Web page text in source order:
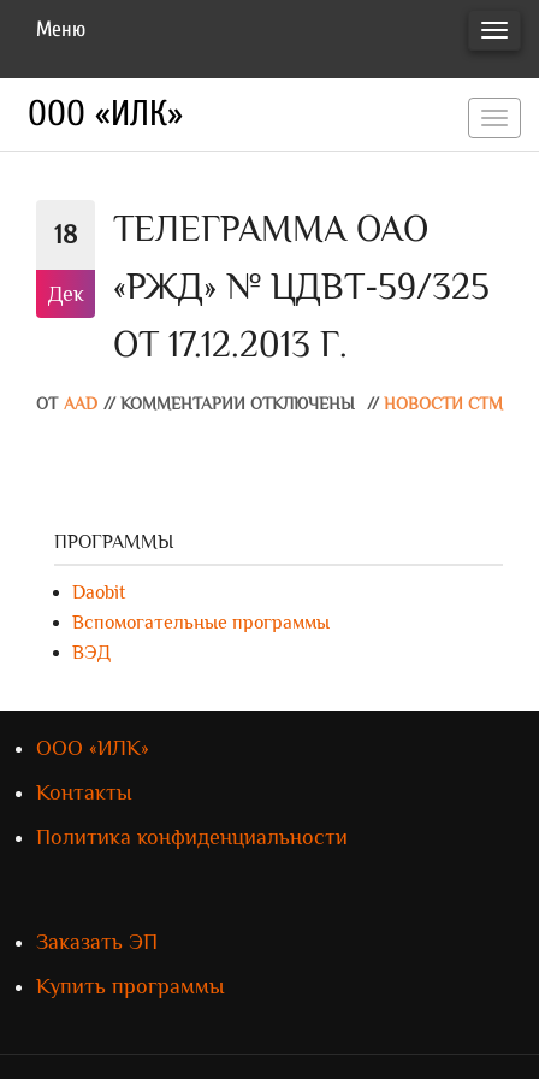
Меню
ООО «ИЛК»
18
Дек
ТЕЛЕГРАММА ОАО
«РЖД» № ЦДВТ-59/325
ОТ 17.12.2013 Г.
ОТ AAD // КОММЕНТАРИИ ОТКЛЮЧЕНЫ // НОВОСТИ СТМ
ПРОГРАММЫ
Daobit
Вспомогательные программы
ВЭД
ООО «ИЛК»
Контакты
Политика конфиденциальности
Заказать ЭП
Купить программы